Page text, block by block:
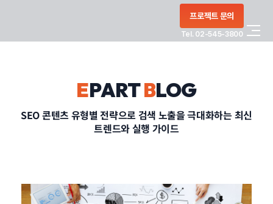
프로젝트 문의
Tel. 02-545-3800
EPARTBLOG
SEO 콘텐츠 유형별 전략으로 검색 노출을 극대화하는 최신
트렌드와 실행 가이드